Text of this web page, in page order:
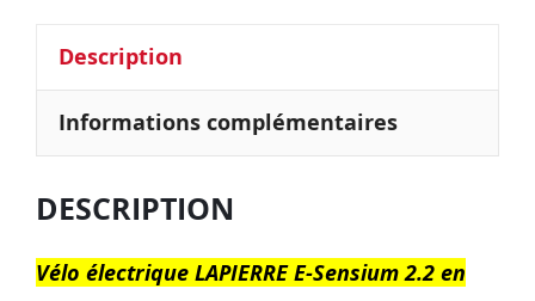
Description
Informations complémentaires
DESCRIPTION
Vélo électrique LAPIERRE E-Sensium 2.2 en